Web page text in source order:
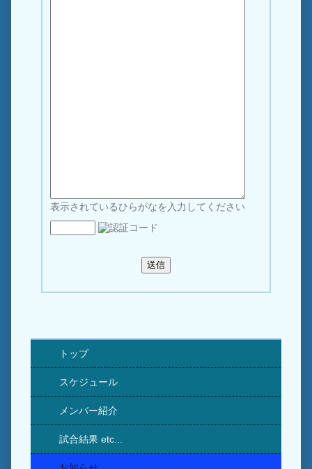
表示されているひらがなを入力してください
トップ
スケジュール
メンバー紹介
試合結果 etc...